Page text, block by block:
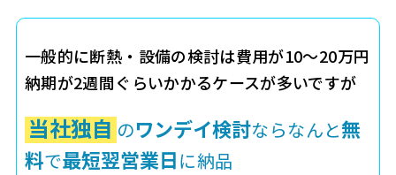
一般的に断熱・設備の検討は費用が10～20万円
納期が2週間ぐらいかかるケースが多いですが
当社独自 のワンデイ検討ならなんと無
料で最短翌営業日に納品